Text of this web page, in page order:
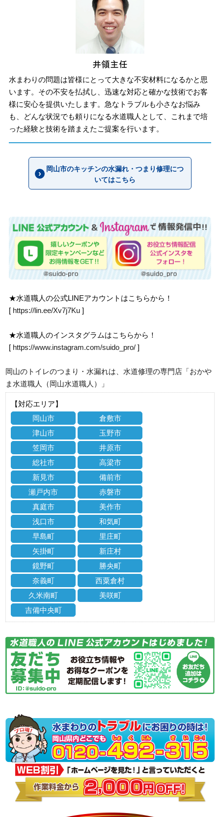
水まわりの問題は皆様にとって大きな不安材料になるかと思
います。その不安を払拭し、迅速な対応と確かな技術でお客
様に安心を提供いたします。急なトラブルも小さなお悩み
も、どんな状況でも頼りになる水道職人として、これまで培
った経験と技術を踏まえたご提案を行います。
岡山市のキッチンの水漏れ・つまり修理につ
いてはこちら
★水道職人の公式LINEアカウントはこちらから！
[ https://lin.ee/Xv7j7Ku ]
★水道職人のインスタグラムはこちらから！
[ https://www.instagram.com/suido_pro/ ]
岡山のトイレのつまり・水漏れは、水道修理の専門店「おかや
ま水道職人（岡山水道職人）」
【対応エリア】
岡山市
倉敷市
津山市
玉野市
笠岡市
井原市
総社市
高梁市
新見市
備前市
瀬戸内市
赤磐市
真庭市
美作市
浅口市
和気町
早島町
里庄町
矢掛町
新庄村
鏡野町
勝央町
奈義町
西粟倉村
久米南町
美咲町
吉備中央町